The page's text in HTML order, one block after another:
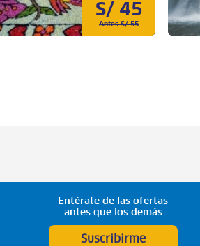
S/ 45
Antes S/ 55
Entérate de las ofertas
antes que los demás
Suscribirme